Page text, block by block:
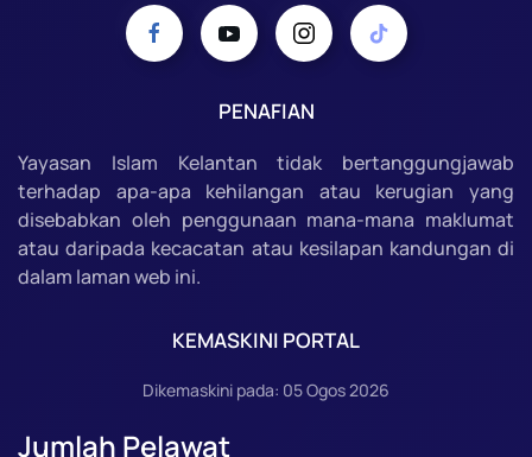
PENAFIAN
Yayasan Islam Kelantan tidak bertanggungjawab
terhadap apa-apa kehilangan atau kerugian yang
disebabkan oleh penggunaan mana-mana maklumat
atau daripada kecacatan atau kesilapan kandungan di
dalam laman web ini.
KEMASKINI PORTAL
Dikemaskini pada: 05 Ogos 2026
Jumlah Pelawat